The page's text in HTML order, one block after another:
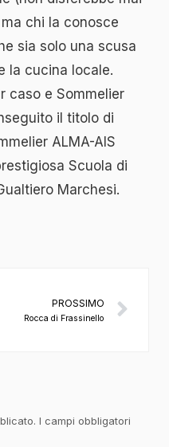
chi la conosce
sia solo una scusa
la cucina locale.
caso e Sommelier
il titolo di
ALMA-AIS
Scuola di
Marchesi.
PROSSIMO
Rocca di Frassinello
I campi obbligatori